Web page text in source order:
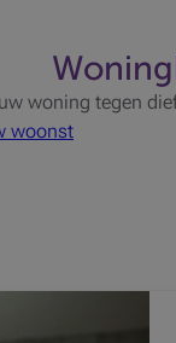
woning tegen
woonst